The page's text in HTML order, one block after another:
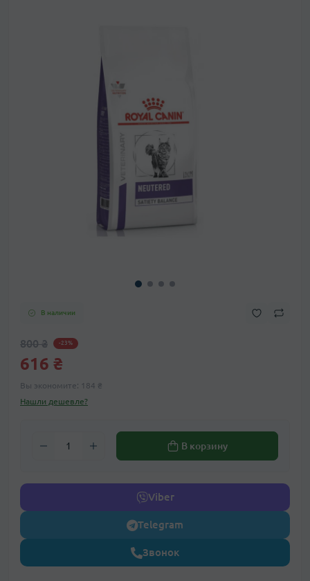
В наличии
800 ₴ -23%
616 ₴
Вы экономите: 184 ₴
Нашли дешевле?
В корзину
Viber
Telegram
Звонок